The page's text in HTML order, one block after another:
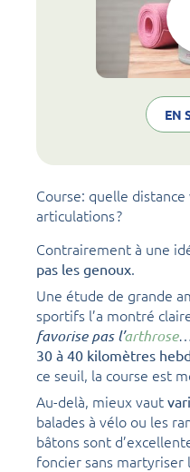
EN
Course: quelle
articulations ?
Contrairement à une
pas les genoux.
Une étude de grande
sportifs l’a montré
favorise pas l’arthrose…
30 à 40 kilomètres
ce seuil, la course est
Au-delà, mieux vaut
balades à vélo ou les
bâtons sont
foncier sans martyriser